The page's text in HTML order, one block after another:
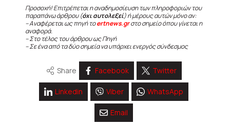
Προσοχή! Επιτρέπεται η αναδημοσίευση των πληροφοριών του
παραπάνω άρθρου (όχι αυτολεξεί) ή μέρους αυτών μόνο αν:
– Αναφέρεται ως πηγή τοertnews.grστο σημείο όπου γίνεται η
αναφορά.
– Στο τέλος του άρθρου ως Πηγή
– Σε ένα από τα δύο σημεία να υπάρχει ενεργός σύνδεσμος
Share Facebook Twitter
Linkedin Viber WhatsApp
Email